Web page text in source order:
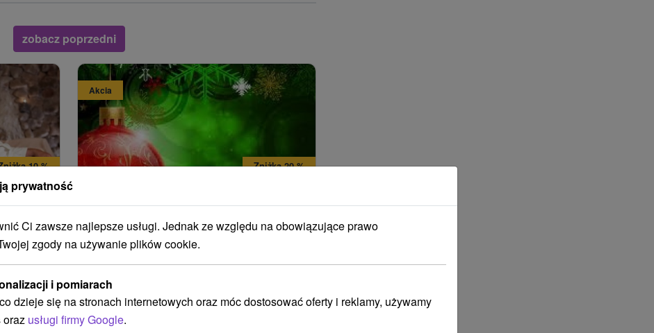
zobacz poprzedni
od 367,79zł
10 %
zł
dla
Akcia
Zniżka 20 %
od354,50zł
Sviatočný relax vo veľkom štýle v
kúpeľoch Caracalla Spa s 20 %
zľavou
Uzdrowisko Brusno
Brusno
prywatność
Ci zawsze najlepsze usługi. Jednak ze względu na obowiązujące prawo
zgody na używanie plików cookie.
i pomiarach
dzieje się na stronach internetowych oraz móc dostosować oferty i reklamy, używamy
usługi firmy Google.